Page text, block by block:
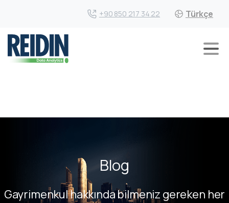
+90 850 217 34 22 Türkçe
Blog
Gayrimenkul hakkında bilmeniz gereken her